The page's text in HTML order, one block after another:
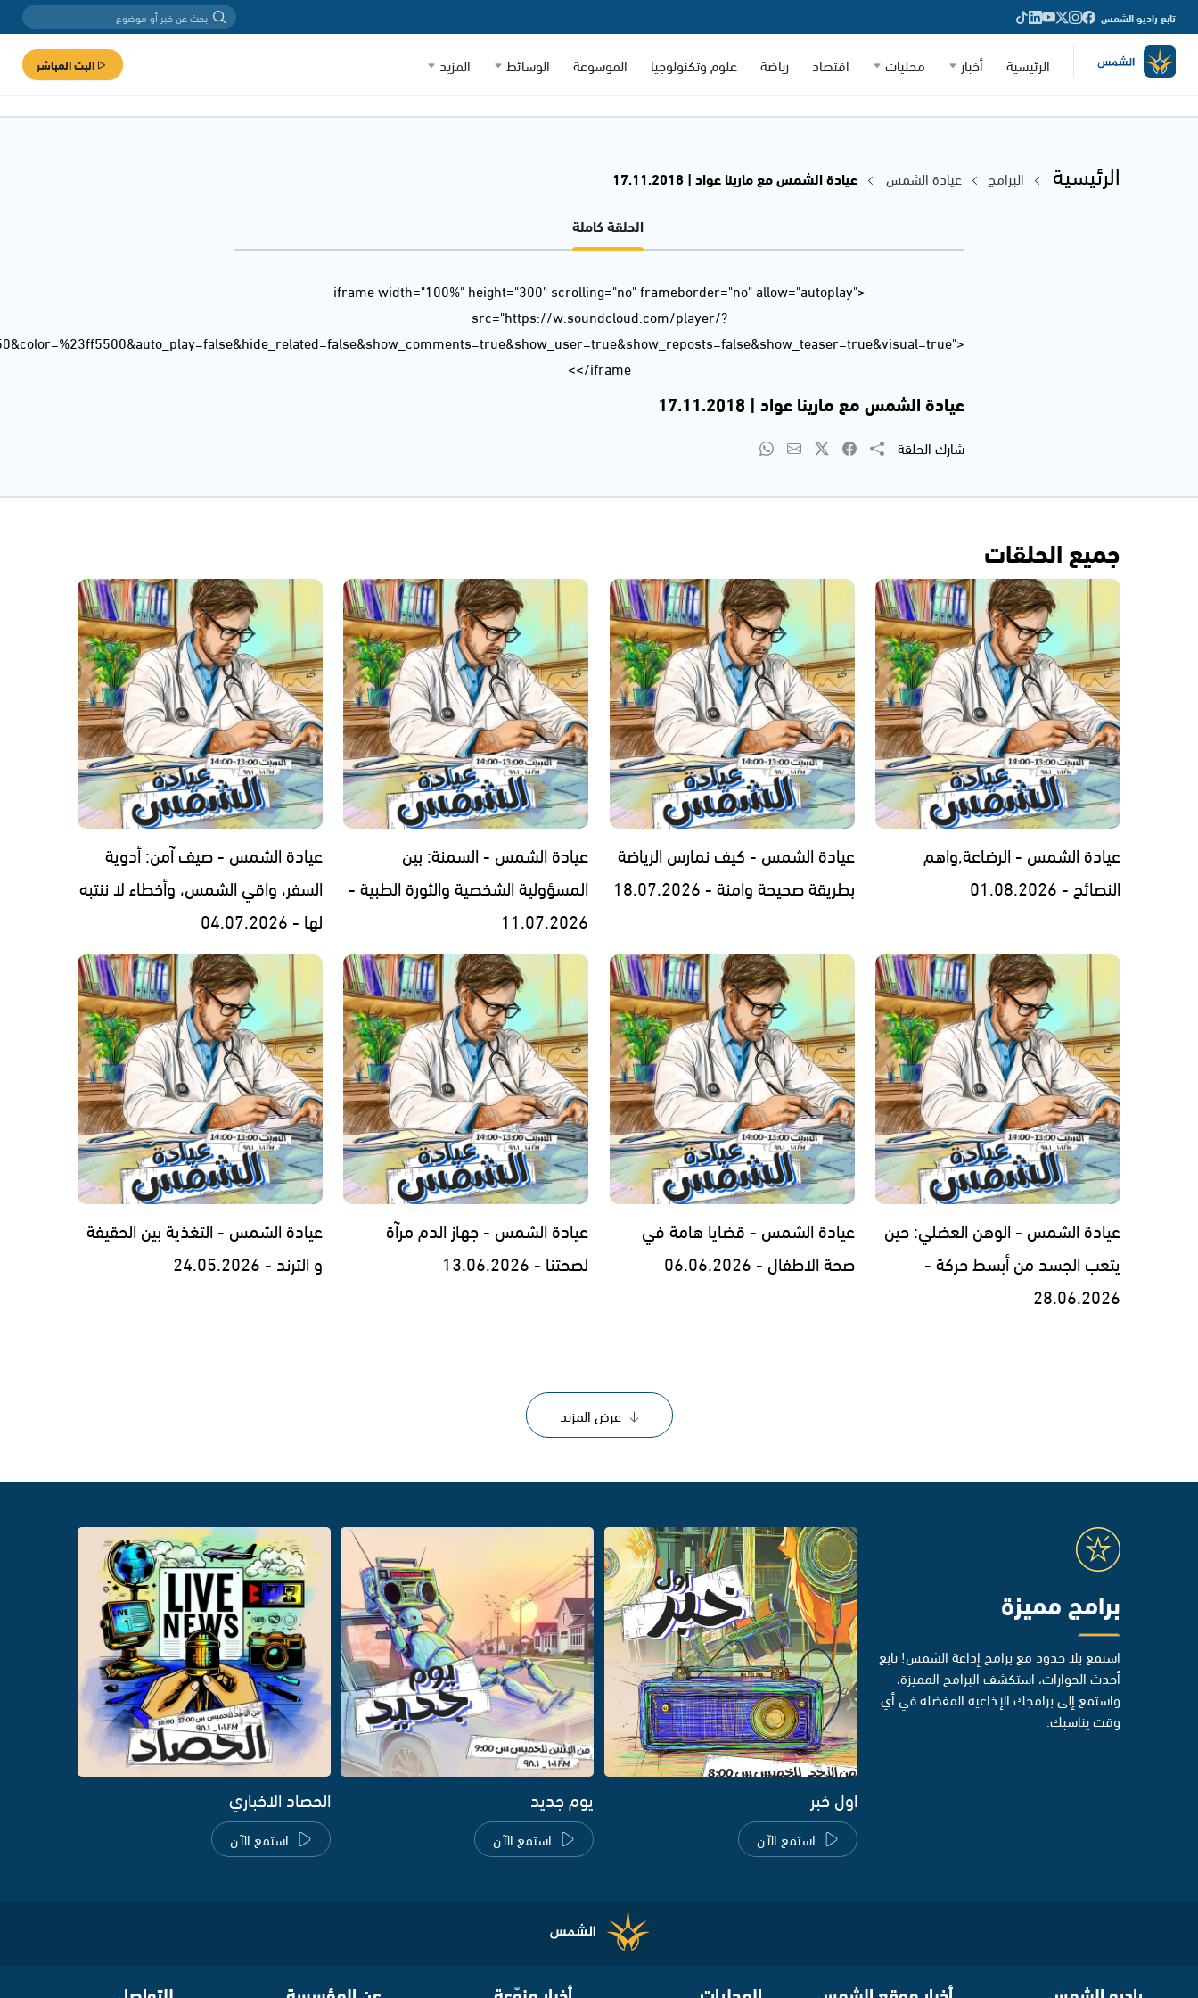
تابع راديو الشمس
الرئيسية أخبار محليات اقتصاد رياضة علوم وتكنولوجيا الموسوعة الوسائط المزيد البث المباشر
الرئيسية البرامج عيادة الشمس
عيادة الشمس مع مارينا عواد | 17.11.2018
الحلقة كاملة
<iframe width="100%" height="300" scrolling="no" frameborder="no" allow="autoplay"
src="https://w.soundcloud.com/player/?
</iframe>
عيادة الشمس مع مارينا عواد | 17.11.2018
شارك الحلقة
جميع الحلقات
عيادة الشمس - الرضاعة,واهم
النصائح - 01.08.2026
عيادة الشمس - كيف نمارس الرياضة
بطريقة صحيحة وامنة - 18.07.2026
عيادة الشمس - السمنة: بين
المسؤولية الشخصية والثورة الطبية -
11.07.2026
عيادة الشمس - صيف آمن: أدوية
السفر، واقي الشمس، وأخطاء لا ننتبه
لها - 04.07.2026
عيادة الشمس - الوهن العضلي: حين
يتعب الجسد من أبسط حركة -
28.06.2026
عيادة الشمس - قضايا هامة في
صحة الاطفال - 06.06.2026
عيادة الشمس - جهاز الدم مرآة
لصحتنا - 13.06.2026
عيادة الشمس - التغذية بين الحقيفة
و الترند - 24.05.2026
عرض المزيد
برامج مميزة
استمع بلا حدود مع برامج إذاعة الشمس! تابع
أحدث الحوارات، استكشف البرامج المميزة،
واستمع إلى برامجك الإذاعية المفضلة في أي
وقت يناسبك.
اول خبر
استمع الآن
يوم جديد
استمع الآن
الحصاد الاخباري
استمع الآن